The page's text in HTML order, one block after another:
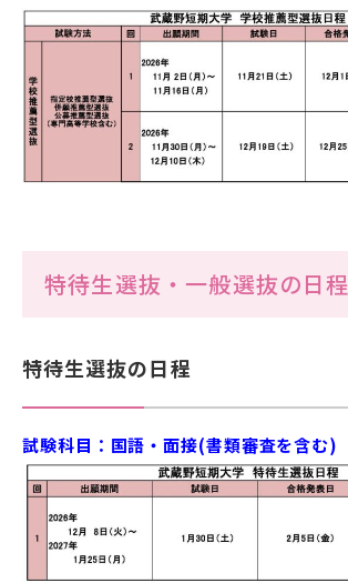
武蔵野学院
武蔵野学院大学大学院
武蔵野学院大学
武蔵野中学校 高等学校
武蔵野短期大学
特待生選抜・一般選抜の日程
特待生選抜の日程
試験科目：国語・面接(書類審査を含む)